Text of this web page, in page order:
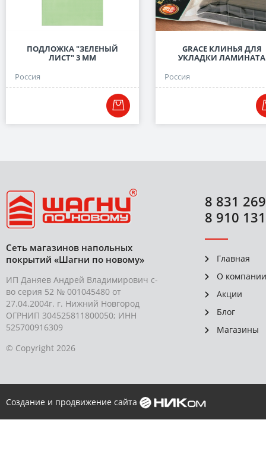
ПОДЛОЖКА "ЗЕЛЕНЫЙ
ЛИСТ" 3 ММ
Россия
GRACE КЛИНЬЯ ДЛЯ
УКЛАДКИ ЛАМИНАТА
Россия
Сеть магазинов напольных
покрытий «Шагни по новому»
ИП Даняев Андрей Владимирович с-
во серия 52 № 001045480 от
27.04.2004г. г. Нижний Новгород
ОГРНИП 304525811800050; ИНН
525700916309
© Copyright 2026
8 831
8 910
Главная
О компании
Акции
Блог
Магазины
Создание и продвижение сайта